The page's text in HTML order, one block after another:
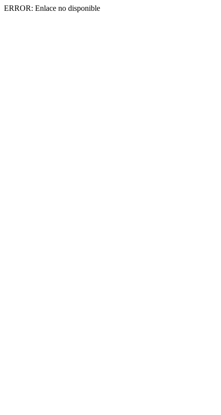
ERROR: Enlace no disponible